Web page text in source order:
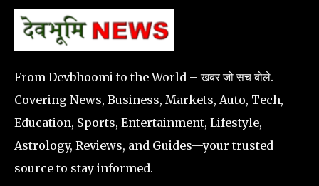
From Devbhoomi to the World – खबर जो सच बोले.
Covering News, Business, Markets, Auto, Tech,
Education, Sports, Entertainment, Lifestyle,
Astrology, Reviews, and Guides—your trusted
source to stay informed.